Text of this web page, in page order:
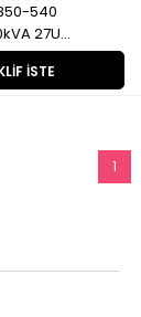
İSTE
540
27U
1